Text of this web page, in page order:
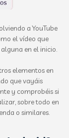
a YouTube
el vídeo que
en el inicio.
elementos en
que vayáis
y comprobéis si
sobre todo en
o similares.